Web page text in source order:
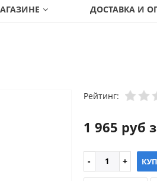
ДОСТАВКА И
Рейтинг:
1 965 руб